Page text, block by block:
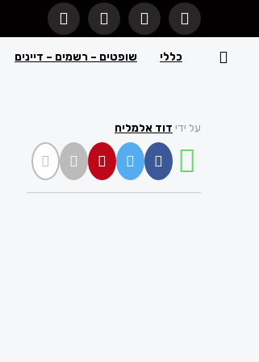
כללי שופטים – רשמים – דיינים
על ידי דוד אלמליח